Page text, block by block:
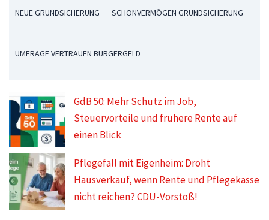
NEUE GRUNDSICHERUNG SCHONVERMÖGEN GRUNDSICHERUNG
UMFRAGE VERTRAUEN BÜRGERGELD
GdB 50: Mehr Schutz im Job,
Steuervorteile und frühere Rente auf
einen Blick
Pflegefall mit Eigenheim: Droht
Hausverkauf, wenn Rente und Pflegekasse
nicht reichen? CDU-Vorstoß!